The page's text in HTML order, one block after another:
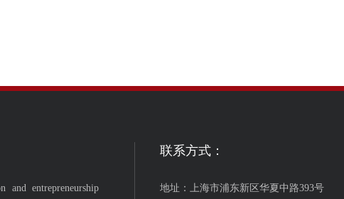
and entrepreneurship
联系方式：
地址：上海市浦东新区华夏中路393号